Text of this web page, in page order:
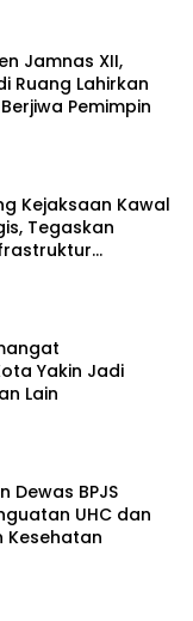
Jamnas XII,
Ruang Lahirkan
Pemimpin
Kejaksaan Kawal
Tegaskan
Yakin Jadi
Lain
Dewas BPJS
UHC dan
Kesehatan